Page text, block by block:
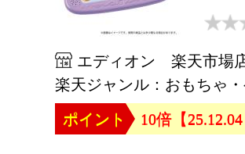
エディオン 楽天市場
楽天ジャンル：おもちゃ
ポイント
10倍【